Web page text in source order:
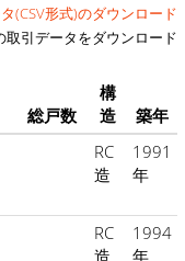
(CSV形式)のダウンロード
引データをダウンロード
総戸数
構
造
築年
RC
造
1991
年
RC
造
1994
年